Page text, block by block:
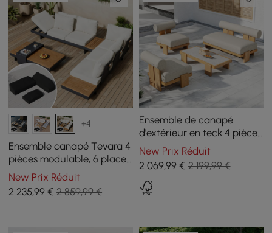
+4
Ensemble canapé Tevara 4
pièces modulable, 6 places,
Ivoire, avec housse noire
New Prix Réduit
2 235,99 € 2 859,99 €
Ensemble de canapé
d'extérieur en teck 4 pièces
avec table basse
New Prix Réduit
2 069,99€ 2 199,99 €